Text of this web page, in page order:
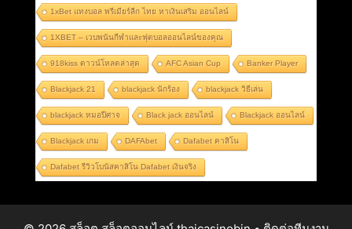
1xBet แทงบอล พรีเมียร์ลีก ไทย หาเงินเสริม ออนไลน์
1XBET – เวบพนันกีฬาและฟุตบอลออนไลน์ของคุณ
918kiss ดาวน์โหลดล่าสุด AFC Asian Cup Banker Player
Blackjack 21 blackjack นักร้อง blackjack วิธีเล่น
blackjack หมอปีศาจ Black jack ออนไลน์ Blackjack ออนไลน์
Blackjack เกม DAFAbet Dafabet คาสิโน
Dafabet รีวิวโบนัสคาสิโน Dafabet เงินจริง